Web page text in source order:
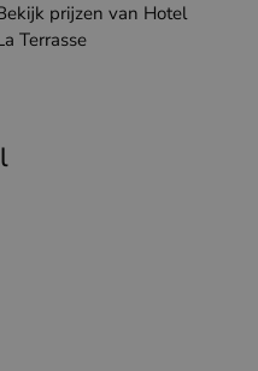
prijzen van Hotel
Terrasse